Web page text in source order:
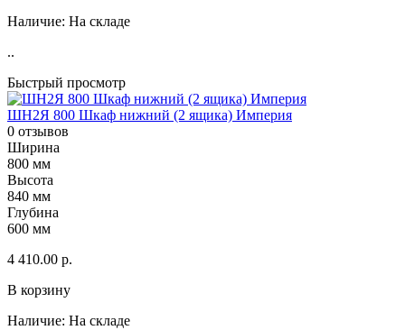
Наличие: На складе
..
Быстрый просмотр
ШН2Я 800 Шкаф нижний (2 ящика) Империя
0 отзывов
Ширина
800 мм
Высота
840 мм
Глубина
600 мм
4 410.00 р.
В корзину
Наличие: На складе